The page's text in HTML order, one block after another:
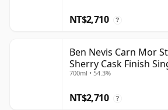
NT$2,710 ?
Ben Nevis Carn Mor
Sherry Cask Finish
700ml • 54.3%
NT$2,710 ?